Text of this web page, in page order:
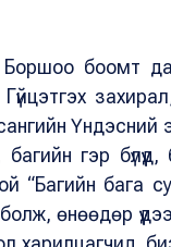
боомт
гэр бүлүүд,
“Багийн бага
болж, өнөөдөр